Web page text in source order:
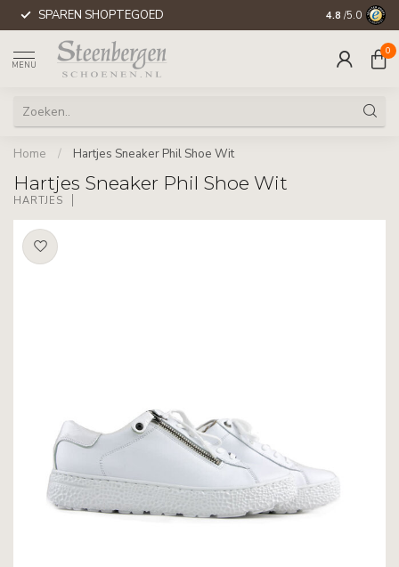
SPAREN SHOPTEGOED 4.8 /5.0
MENU
0
Home / Hartjes Sneaker Phil Shoe Wit
Hartjes Sneaker Phil Shoe Wit
HARTJES